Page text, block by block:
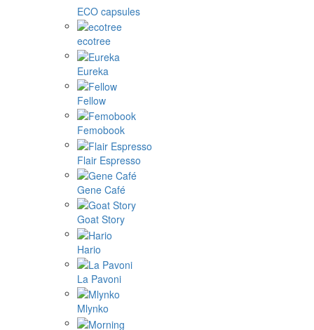
ECO capsules
ecotree
Eureka
Fellow
Femobook
Flair Espresso
Gene Café
Goat Story
Hario
La Pavoni
Mlynko